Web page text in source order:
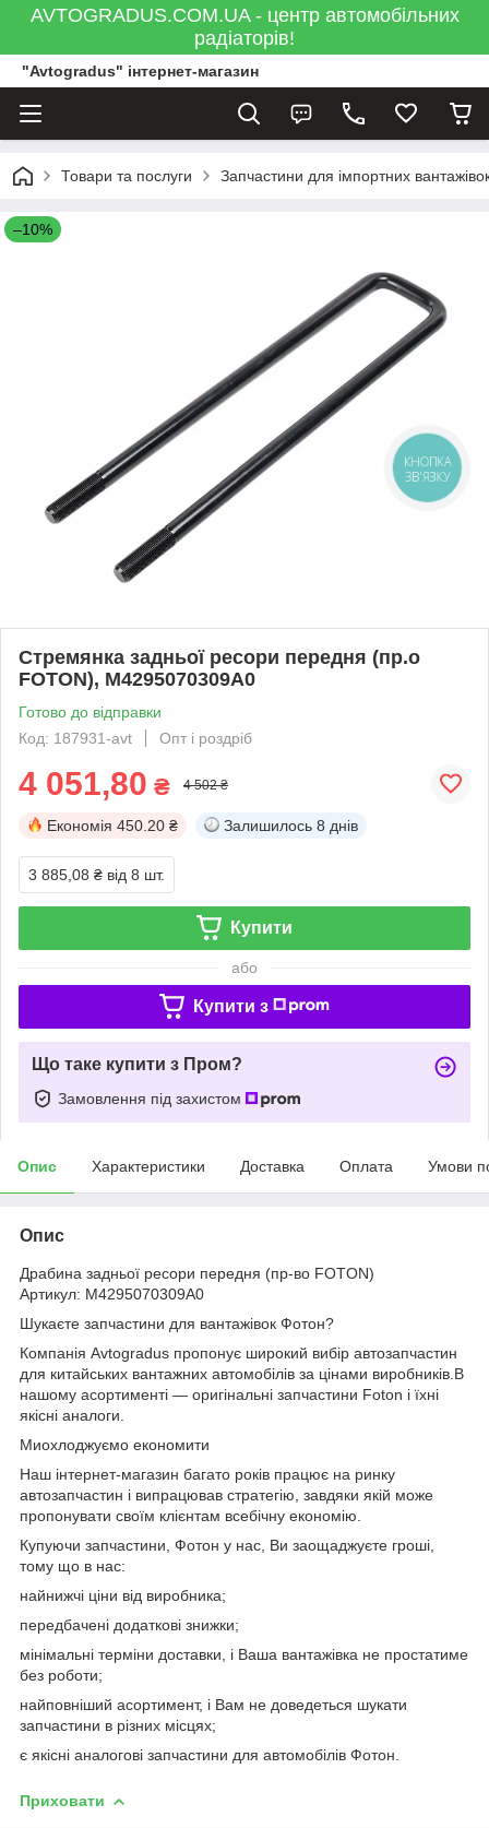
AVTOGRADUS.COM.UA - центр автомобільних
радіаторів!
"Avtogradus" інтернет-магазин
Товари та послуги Запчастини для імпортних
–10%
Стремянка задньої ресори передня (пр.о
FOTON), M4295070309A0
Готово до відправки
Код: 187931-avt
Опт і роздріб
4 051,80 ₴ 4 502 ₴
Економія 450.20 ₴ Залишилось 8 днів
3 885,08 ₴ від 8 шт.
Купити
або
Купити з
Що таке купити з Пром?
Замовлення під захистом
Опис Характеристики Доставка Оплата Умови
Опис
Драбина задньої ресори передня (пр-во FOTON)
Артикул: M4295070309A0
Шукаєте запчастини для вантажівок Фотон?
Компанія Avtogradus пропонує широкий вибір автозапчастин
для китайських вантажних автомобілів за цінами виробників.В
нашому асортименті — оригінальні запчастини Foton і їхні
якісні аналоги.
Миохлоджуємо економити
Наш інтернет-магазин багато років працює на ринку
автозапчастин і випрацював стратегію, завдяки якій може
пропонувати своїм клієнтам всебічну економію.
Купуючи запчастини, Фотон у нас, Ви заощаджуєте гроші,
тому що в нас:
найнижчі ціни від виробника;
передбачені додаткові знижки;
мінімальні терміни доставки, і Ваша вантажівка не простатиме
без роботи;
найповніший асортимент, і Вам не доведеться шукати
запчастини в різних місцях;
є якісні аналогові запчастини для автомобілів Фотон.
Приховати
КНОПКА
ЗВ'ЯЗКУ